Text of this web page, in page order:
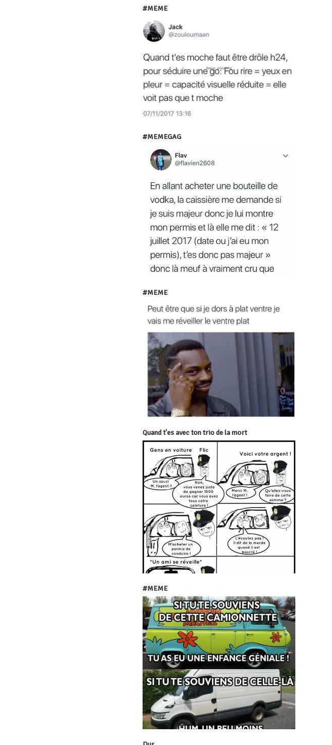
#MEME
#MEMEGAG
#MEME
Quand t'es avec ton trio de la mort
#MEME